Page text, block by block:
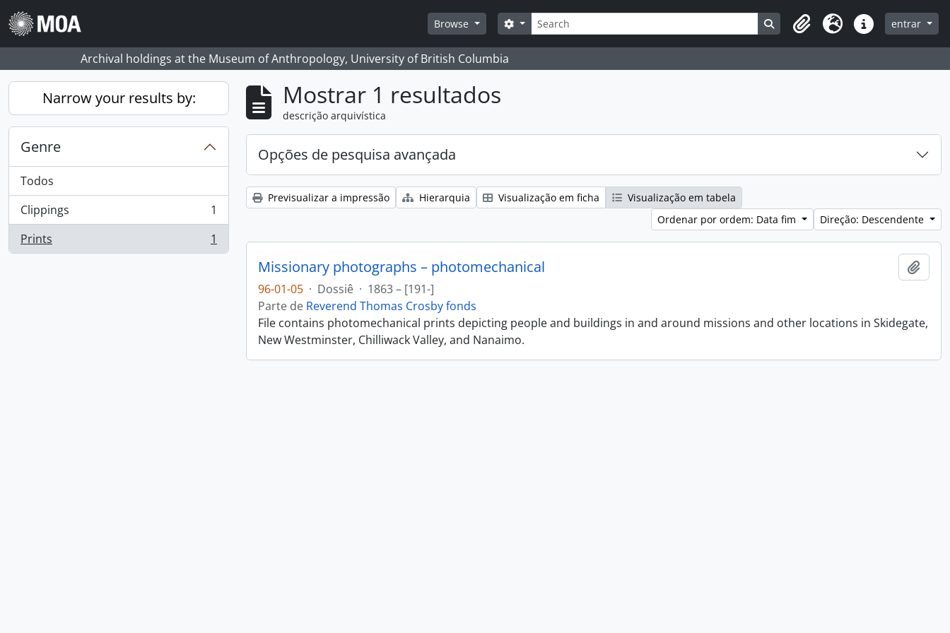
Skip to main content
Browse
Pesquisar
Search options Search in browse page
Clipboard
Idioma Ligações rápidas
entrar
Archival holdings at the Museum of Anthropology, University of British Columbia
Narrow your results by:
Genre
Todos
Clippings
, 1 resultados
1
Prints
, 1 resultados 1
Mostrar 1 resultados
descrição arquivística
Opções de pesquisa avançada
Previsualizar a impressão Hierarquia Visualização em ficha
Visualização em tabela
Ordenar por ordem: Data fim
Direção: Descendente
Missionary photographs – photomechanical
96-01-05 · Dossiê · 1863 – [191-]
Parte de Reverend Thomas Crosby fonds
File contains photomechanical prints depicting people and buildings in and around missions and other locations in Skidegate,
New Westminster, Chilliwack Valley, and Nanaimo.